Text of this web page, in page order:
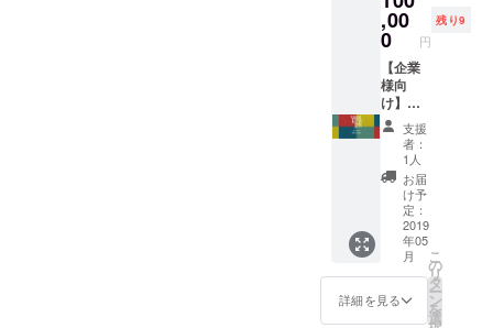
時詳細
はクラ
ウド
ファン
ディン
グ終了
後に、
確定の
うえご
案内い
たしま
す。
4）
facebo
ok・
ホーム
ページ
にてご
希望者
様のお
名前・
会社名
を紹介
させて
いただ
きま
す。
※2019
年5月～
2020年
プ」を
主催す
る権利
（1回）
を付与
いたし
ます ※
交通
費・滞
在費は
弊社に
て負担
いたし
ます。
※ワーク
ショッ
プ開催
スケ
,00
0 円
残り9
【企業
様向
け】
1）2種
のノー
トを10
冊ずつ
お送り
いたし
ます。
WiSE
KiDS
LaB
キッズ
支援
者：
1人
お届
け予
定：
2019
年05
月
詳細を見る
こ
の
リ
タ
ー
ン
を
選